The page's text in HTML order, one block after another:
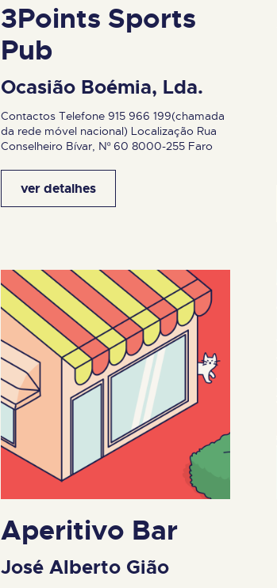
3Points Sports
Pub
Ocasião Boémia, Lda.
Contactos Telefone 915 966 199(chamada
da rede móvel nacional) Localização Rua
Conselheiro Bívar, Nº 60 8000-255 Faro
ver detalhes
Aperitivo Bar
José Alberto Gião